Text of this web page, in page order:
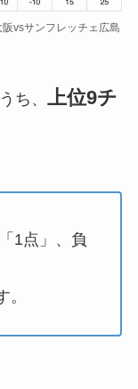
vsサンフレッチェ広島
ち、 上位9チ
1点」、負